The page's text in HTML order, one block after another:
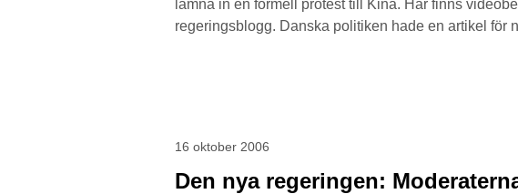
lämna in en formell protest till Kina. Här finns
regeringsblogg. Danska politiken hade en artikel för
16 oktober 2006
Den nya regeringen: